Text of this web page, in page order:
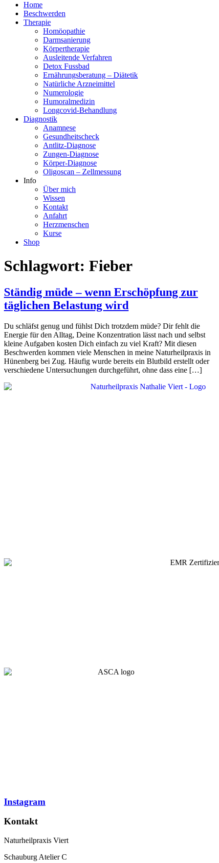
Home
Beschwerden
Therapie
Homöopathie
Darmsanierung
Körpertherapie
Ausleitende Verfahren
Detox Fussbad
Ernährungsberatung – Diätetik
Natürliche Arzneimittel
Numerologie
Humoralmedizin
Longcovid-Behandlung
Diagnostik
Anamnese
Gesundheitscheck
Antlitz-Diagnose
Zungen-Diagnose
Körper-Diagnose
Oligoscan – Zellmessung
Info
Über mich
Wissen
Kontakt
Anfahrt
Herzmenschen
Kurse
Shop
Schlagwort: Fieber
Ständig müde – wenn Erschöpfung zur
täglichen Belastung wird
Du schläfst genug und fühlst Dich trotzdem müde? Dir fehlt die
Energie für den Alltag, Deine Konzentration lässt nach und selbst
kleine Aufgaben kosten Dich einfach zu viel Kraft? Mit diesen
Beschwerden kommen viele Menschen in meine Naturheilpraxis in
Hünenberg bei Zug. Häufig wurde bereits ein Blutbild erstellt oder
verschiedene Untersuchungen durchgeführt, ohne dass eine […]
Instagram
Kontakt
Naturheilpraxis Viert
Schauburg Atelier C